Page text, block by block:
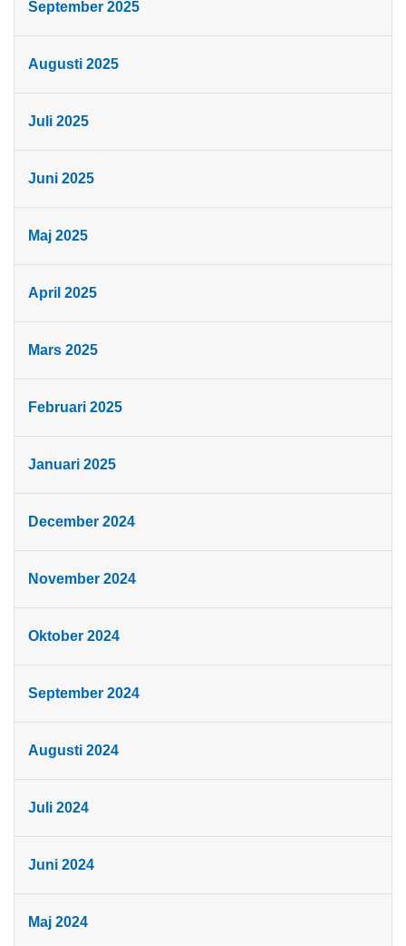
September 2025
Augusti 2025
Juli 2025
Juni 2025
Maj 2025
April 2025
Mars 2025
Februari 2025
Januari 2025
December 2024
November 2024
Oktober 2024
September 2024
Augusti 2024
Juli 2024
Juni 2024
Maj 2024